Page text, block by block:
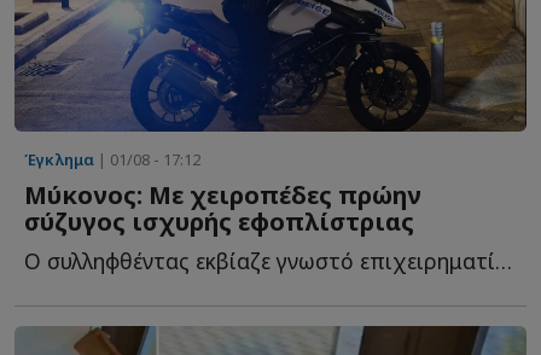
Έγκλημα | 01/08 - 17:12
Μύκονος: Με χειροπέδες πρώην
σύζυγος ισχυρής εφοπλίστριας
Ο συλληφθέντας εκβίαζε γνωστό επιχειρηματία του νησιού ζ...